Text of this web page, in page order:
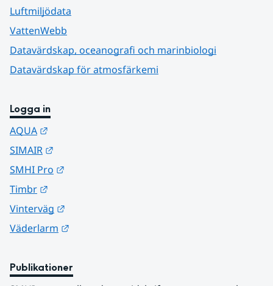
Luftmiljödata
VattenWebb
Datavärdskap, oceanografi och marinbiologi
Datavärdskap för atmosfärkemi
Logga in
AQUA
SIMAIR
SMHI Pro
Timbr
Vinterväg
Väderlarm
Publikationer